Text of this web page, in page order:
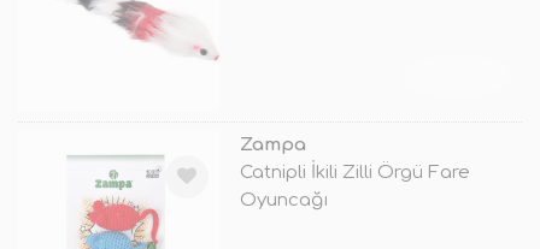
Zampa
Catnipli İkili Zilli Örgü Fare
Oyuncağı